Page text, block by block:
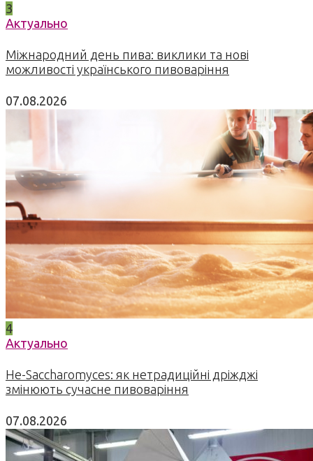
3
Актуально
Міжнародний день пива: виклики та нові
можливості українського пивоваріння
07.08.2026
4
Актуально
Не-Saccharomyces: як нетрадиційні дріжджі
змінюють сучасне пивоваріння
07.08.2026